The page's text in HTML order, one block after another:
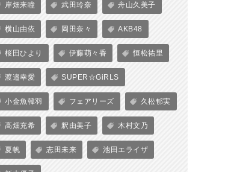
岸畑来瞳 武田玲奈 舟山久美子
横山由依 岡田奈々 AKB48
桜田ひより 伊藤萌々香 恒松祐里
渡邉幸愛 SUPER☆GiRLS
小金魚韓羽 フェアリーズ 久松郁実
高畑充希 釈由美子 木村文乃
夏帆 志田未来 池田エライザ